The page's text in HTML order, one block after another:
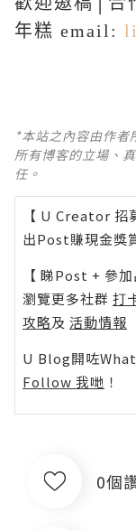
年糕 email:
*本站之內容由作者
所有博客的立場、
任。
【 U Creator 招
出Post賺現金獎
【 睇Post + 參加
瀏覽更多社群 打
攻略及 活動情報
U Blog開咗
Follow 我哋 ！
0個